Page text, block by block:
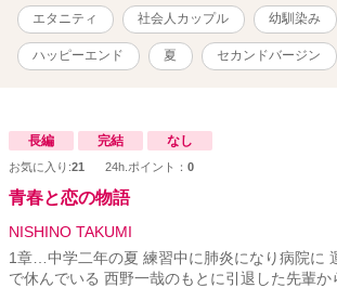
エタニティ 社会人カップル 幼馴染み
ハッピーエンド 夏 セカンドバージン
長編 完結 なし
お気に入り:21 24h.ポイント： 0
青春と恋の物語
NISHINO TAKUMI
1章…中学二年の夏 練習中に肺炎になり病院に
で休んでいる 西野一哉のもとに引退した先輩